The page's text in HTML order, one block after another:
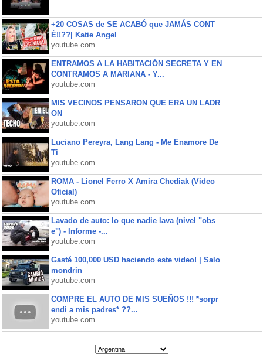
+20 COSAS de SE ACABÓ que JAMÁS CONT
É!!??| Katie Angel
youtube.com
ENTRAMOS A LA HABITACIÓN SECRETA Y EN
CONTRAMOS A MARIANA - Y...
youtube.com
MIS VECINOS PENSARON QUE ERA UN LADR
ON
youtube.com
Luciano Pereyra, Lang Lang - Me Enamore De
Ti
youtube.com
ROMA - Lionel Ferro X Amira Chediak (Video
Oficial)
youtube.com
Lavado de auto: lo que nadie lava (nivel "obs
e") - Informe -...
youtube.com
Gasté 100,000 USD haciendo este video! | Salo
mondrin
youtube.com
COMPRE EL AUTO DE MIS SUEÑOS !!! *sorpr
endi a mis padres* ??...
youtube.com